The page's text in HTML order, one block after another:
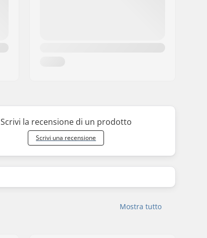
Scrivi la recensione di un prodotto
Scrivi una recensione
Mostra tutto